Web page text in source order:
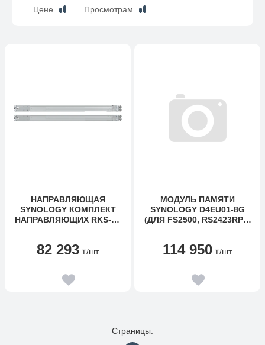
Цене Просмотрам
НАПРАВЛЯЮЩАЯ
SYNOLOGY КОМПЛЕКТ
НАПРАВЛЯЮЩИХ RKS-02
82 293 ₸/шт
МОДУЛЬ ПАМЯТИ
SYNOLOGY D4EU01-8G
(ДЛЯ FS2500, RS2423RP+,
114 950 ₸/шт
Страницы: